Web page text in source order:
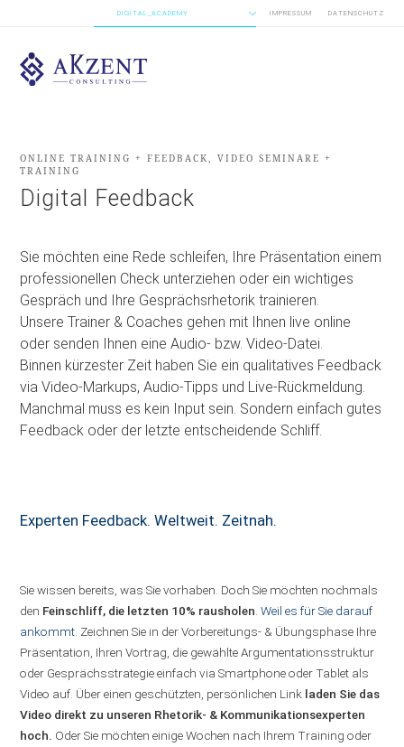
DIGITAL_ACADEMY IMPRESSUM DATENSCHUTZ
ONLINE TRAINING + FEEDBACK, VIDEO SEMINARE +
TRAINING
Digital Feedback
Sie möchten eine Rede schleifen, Ihre Präsentation einem
professionellen Check unterziehen oder ein wichtiges
Gespräch und Ihre Gesprächsrhetorik trainieren.
Unsere Trainer & Coaches gehen mit Ihnen live online
oder senden Ihnen eine Audio- bzw. Video-Datei.
Binnen kürzester Zeit haben Sie ein qualitatives Feedback
via Video-Markups, Audio-Tipps und Live-Rückmeldung.
Manchmal muss es kein Input sein. Sondern einfach gutes
Feedback oder der letzte entscheidende Schliff.
Experten Feedback. Weltweit. Zeitnah.
Sie wissen bereits, was Sie vorhaben. Doch Sie möchten nochmals
den Feinschliff, die letzten 10% rausholen .Weil es für Sie darauf
ankommt. Zeichnen Sie in der Vorbereitungs- & Übungsphase Ihre
Präsentation, Ihren Vortrag, die gewählte Argumentationsstruktur
oder Gesprächsstrategie einfach via Smartphone oder Tablet als
Video auf. Über einen geschützten, persönlichen Link laden Sie das
Video direkt zu unseren Rhetorik- & Kommunikationsexperten
hoch. Oder Sie möchten einige Wochen nach Ihrem Training oder